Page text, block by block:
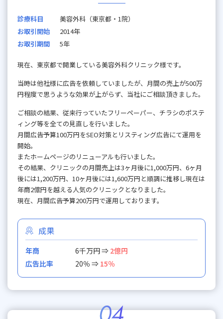
診療科目
美容外科（東京都・1院）
お取引開始
2014年
お取引期間
5年
現在、東京都で開業している美容外科クリニック様です。
当時は他社様に広告を依頼していましたが、月間の売上が500万
円程度で思うような効果が上がらず、当社にご相談頂きました。
ご相談の結果、従来行っていたフリーペーパー、チラシのポステ
ィング等を全ての見直しを行いました。
月間広告予算100万円をSEO対策とリスティング広告にて運用を
開始。
またホームページのリニューアルも行いました。
その結果、クリニックの月間売上は3ヶ月後に1,000万円、6ヶ月
後には1,200万円、10ヶ月後には1,600万円と順調に推移し現在は
年商2億円を越える人気のクリニックとなりました。
現在、月間広告予算200万円で運用しております。
成果
年商 6千万円 ⇒ 2億円
広告比率
20％ ⇒ 15％